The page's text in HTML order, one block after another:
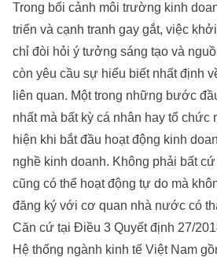
Trong bối cảnh môi trường kinh
triển và cạnh tranh gay gắt, việc
chỉ đòi hỏi ý tưởng sáng tạo và
còn yêu cầu sự hiểu biết nhất định
liên quan. Một trong những bước
nhất mà bất kỳ cá nhân hay tổ chức
hiện khi bắt đầu hoạt động kinh
nghề kinh doanh. Không phải bất
cũng có thể hoạt động tự do mà
đăng ký với cơ quan nhà nước có
Căn cứ tại Điều 3 Quyết định 27/
Hệ thống ngành kinh tế Việt Nam